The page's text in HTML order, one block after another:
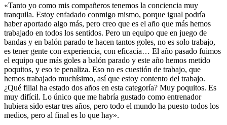
«Tanto yo como mis compañeros tenemos la conciencia muy
tranquila. Estoy enfadado conmigo mismo, porque igual podría
haber aportado algo más, pero creo que es el año que más hemos
trabajado en todos los sentidos. Pero un equipo que en juego de
bandas y en balón parado te hacen tantos goles, no es solo trabajo,
es tener gente con experiencia, con eficacia… El año pasado fuimos
el equipo que más goles a balón parado y este año hemos metido
poquitos, y eso te penaliza. Eso no es cuestión de trabajo, que
hemos trabajado muchísimo, así que estoy contento del trabajo.
¿Qué filial ha estado dos años en esta categoría? Muy poquitos. Es
muy difícil. Lo único que me habría gustado como entrenador
hubiera sido estar tres años, pero todo el mundo ha puesto todos los
medios, pero al final es lo que hay».